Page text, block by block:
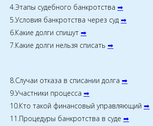
4.Этапы судебного банкротства ➡
5.Условия банкротства через суд ➡
6.Какие долги спишут ➡
7.Какие долги нельзя списать ➡
8.Случаи отказа в списании долга ➡
9.Участники процесса ➡
10.Кто такой финансовый управляющий ➡
11.Процедуры банкротства в суде ➡